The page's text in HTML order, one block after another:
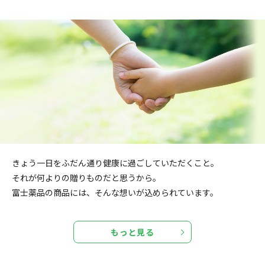
きょう一日をふだん通り健康に過ごしていただくこと。
それが何よりの贈りものだと思うから。
富士薬品の商品には、そんな想いが込められています。
もっと見る